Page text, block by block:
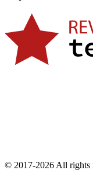
© 2017-2026 All